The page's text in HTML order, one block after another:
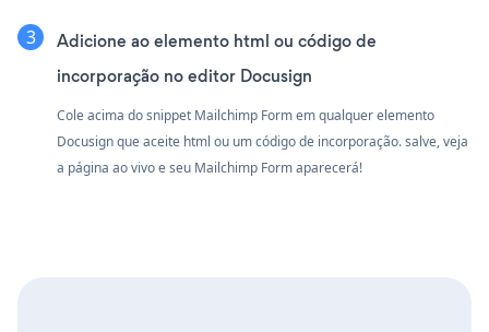
Adicione ao elemento html ou código de
incorporação no editor Docusign
Cole acima do snippet Mailchimp Form em qualquer elemento
Docusign que aceite html ou um código de incorporação. salve, veja
a página ao vivo e seu Mailchimp Form aparecerá!